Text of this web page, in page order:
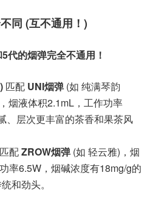
同 (互不通用！)
代的烟弹完全不通用！
匹配 UNI烟弹(如 纯满琴韵
烟液体积2.1mL，工作功率
、层次更丰富的茶香和果茶风
匹配ZROW烟弹(如 轻云雅)，烟
率6.5W，烟碱浓度有18mg/g的
和劲头。